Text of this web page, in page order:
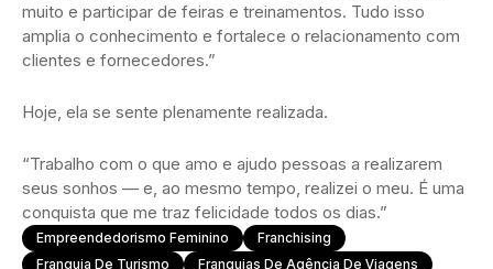
muito e participar de feiras e treinamentos. Tudo isso
amplia o conhecimento e fortalece o relacionamento com
clientes e fornecedores.”
Hoje, ela se sente plenamente realizada.
“Trabalho com o que amo e ajudo pessoas a realizarem
seus sonhos — e, ao mesmo tempo, realizei o meu. É uma
conquista que me traz felicidade todos os dias.”
Empreendedorismo Feminino
Franchising
Franquia De Turismo
Franquias De Agência De Viagens